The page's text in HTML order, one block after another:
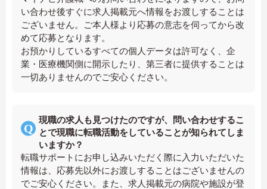
い合わせ後すぐに求人掲載元へ情報をお渡しすることは
ございません。ご本人様より応募の意志を伺ってから改
めて応募となります。
お預かりしているすべての個人データは許可なく、企
業・医療機関側に開示したり、第三者に提供することは
一切ありませんのでご安心ください。
現職の求人も見つけたのですが、問い合わせするこ
とで現職に転職活動をしていることが知られてしま
いますか？
転職サポートにお申し込みいただく際に入力いただいた
情報は、応募先以外にお渡しすることはございませんの
でご安心ください。また、求人掲載元の病院や施設が登